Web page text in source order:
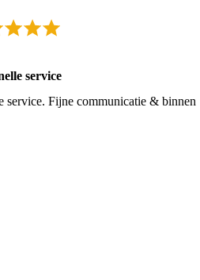
service
service. Fijne communicatie &